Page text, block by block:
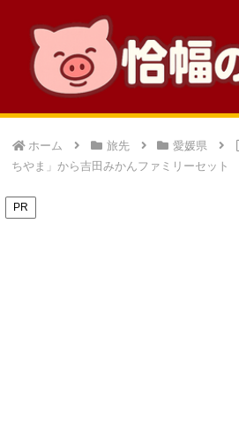
ホーム 旅先 愛媛県
ちやま」から吉田みかんファミリーセット
PR